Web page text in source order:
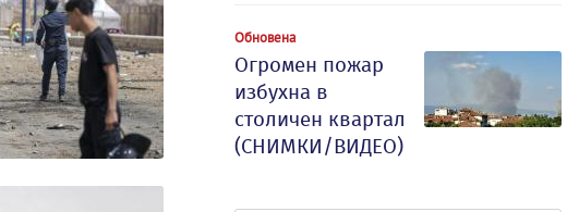
Обновена
Огромен пожар
избухна в
столичен квартал
(СНИМКИ/ВИДЕО)